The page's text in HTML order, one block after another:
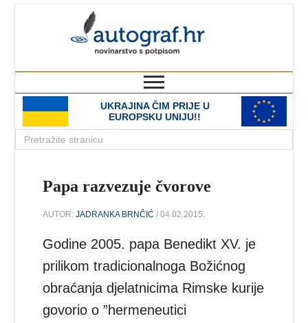
UKRAJINA ČIM PRIJE U
EUROPSKU UNIJU!!
Papa razvezuje čvorove
AUTOR:JADRANKA BRNČIĆ / 04.02.2015.
Godine 2005. papa Benedikt XV. je
prilikom tradicionalnoga Božićnog
obraćanja djelatnicima Rimske kurije
govorio o ”hermeneutici